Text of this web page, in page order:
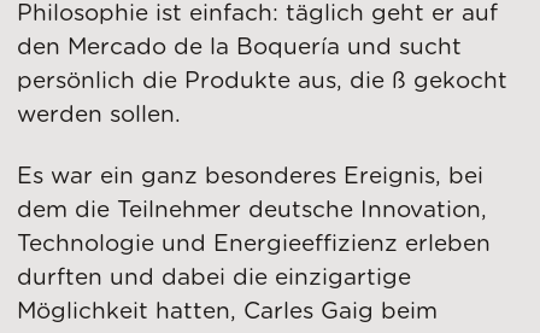
Philosophie ist einfach: täglich geht er auf
den Mercado de la Boquería und sucht
persönlich die Produkte aus, die ß gekocht
werden sollen.
Es war ein ganz besonderes Ereignis, bei
dem die Teilnehmer deutsche Innovation,
Technologie und Energieeffizienz erleben
durften und dabei die einzigartige
Möglichkeit hatten, Carles Gaig beim